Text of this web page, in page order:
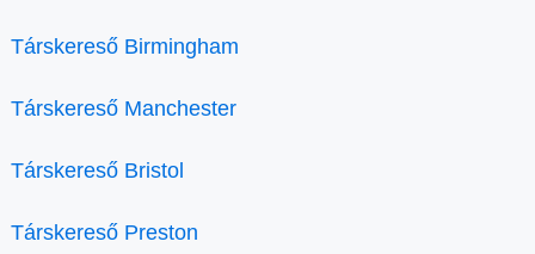
Társkereső Birmingham
Társkereső Manchester
Társkereső Bristol
Társkereső Preston